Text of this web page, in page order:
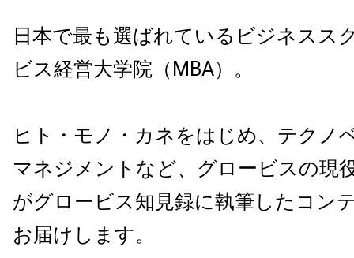
日本で最も選ばれているビジネスス
ビス経営大学院（MBA）。
ヒト・モノ・カネをはじめ、テクノ
マネジメントなど、グロービスの現
がグロービス知見録に執筆したコン
お届けします。